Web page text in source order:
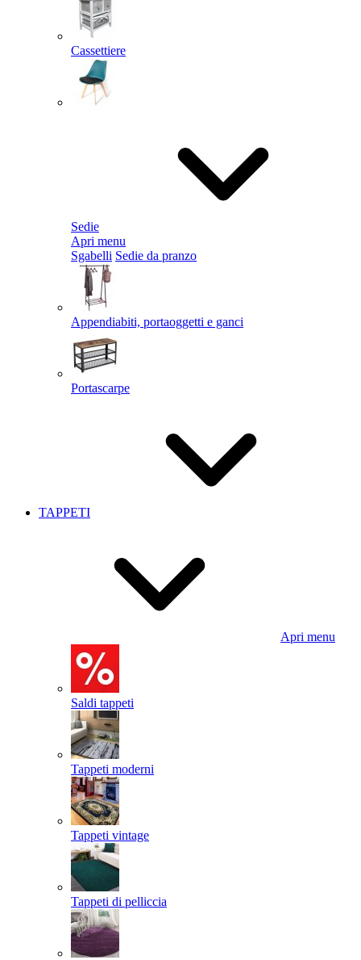
Cassettiere
Sedie
Apri menu
Sgabelli Sedie da pranzo
Appendiabiti, portaoggetti e ganci
Portascarpe
TAPPETI
Apri menu
Saldi tappeti
Tappeti moderni
Tappeti vintage
Tappeti di pelliccia